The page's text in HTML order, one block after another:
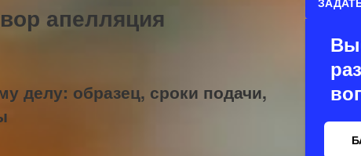
апелляция
делу: образец, сроки подачи,